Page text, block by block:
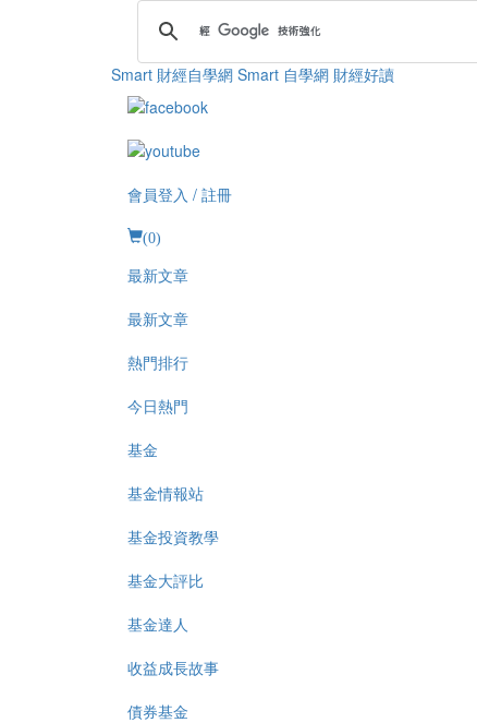
Smart 財經自學網 Smart 自學網 財經好讀
會員登入 / 註冊
(0)
最新文章
最新文章
熱門排行
今日熱門
基金
基金情報站
基金投資教學
基金大評比
基金達人
收益成長故事
債券基金